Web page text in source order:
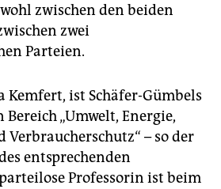
zwischen den beiden
zwei
Parteien.
Kemfert, ist Schäfer-Gümbels
„Umwelt, Energie,
– so der
entsprechenden
Professorin ist beim